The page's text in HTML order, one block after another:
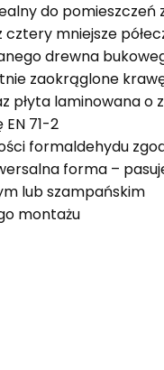
do pomieszczeń
cztery mniejsze
drewna
zaokrąglone
płyta laminowana o
71-2
formaldehydu
forma –
lub szampańskim
montażu